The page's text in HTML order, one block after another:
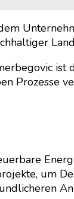
Prozesse
um